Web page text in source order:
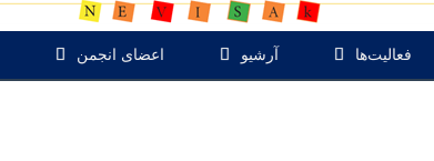
فعالیت‌ها آرشیو اعضای انجمن